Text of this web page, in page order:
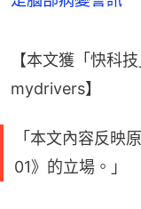
【本文獲「快科
mydrivers】
「本文內容反映
01》的立場。」